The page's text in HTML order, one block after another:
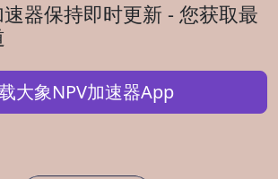
器保持即时更新 - 您获取最
大象NPV加速器App